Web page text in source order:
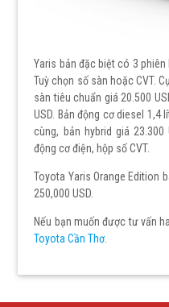
Yaris bản đặc biệt có 3 phiên
Tuỳ chọn số sàn hoặc CVT.
sàn tiêu chuẩn giá 20.500
USD. Bản động cơ diesel 1,4
cùng, bản hybrid giá 23.300
động cơ điện, hộp số CVT.
Toyota Yaris Orange Edition
250,000 USD.
Nếu bạn muốn được tư vấn
Toyota Cần Thơ